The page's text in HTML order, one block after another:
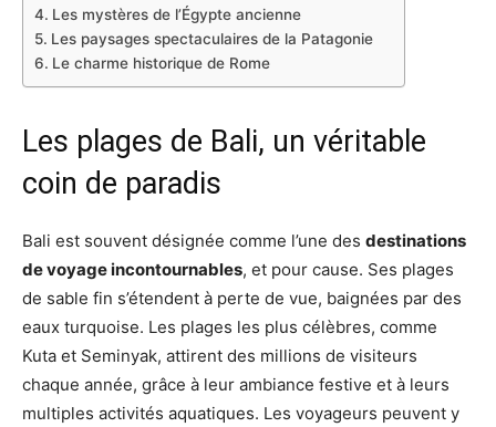
Les mystères de l’Égypte ancienne
Les paysages spectaculaires de la Patagonie
Le charme historique de Rome
Les plages de Bali, un véritable
coin de paradis
Bali est souvent désignée comme l’une des destinations
de voyage incontournables, et pour cause. Ses plages
de sable fin s’étendent à perte de vue, baignées par des
eaux turquoise. Les plages les plus célèbres, comme
Kuta et Seminyak, attirent des millions de visiteurs
chaque année, grâce à leur ambiance festive et à leurs
multiples activités aquatiques. Les voyageurs peuvent y